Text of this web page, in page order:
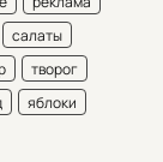
салаты
творог
яблоки